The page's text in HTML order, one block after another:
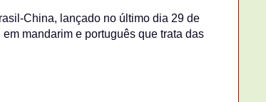
China, lançado no último dia 29 de
mandarim e português que trata das